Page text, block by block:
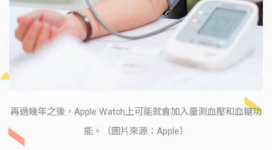
再過幾年之後，Apple Watch上可能就會加入量測血壓和血糖功
能。（圖片來源：Apple）